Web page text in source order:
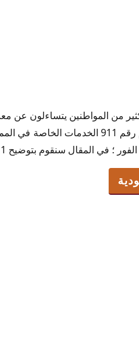
911
من المواطنين يتساءلون
المملكة العربية السعودية ؛ يقدم
سنقوم بتوضيح 911 رقم ايش في السعودية .